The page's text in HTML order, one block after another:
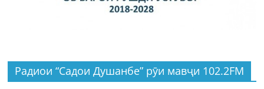
Радиои “Садои Душанбе” рӯи мавҷи 102.2FM